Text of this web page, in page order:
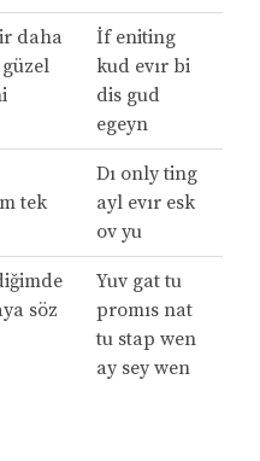
daha
İf eniting
kud evır bi
dis gud
egeyn
tek
Dı only ting
ayl evır esk
ov yu
söz
Yuv gat tu
promıs nat
tu stap wen
ay sey wen